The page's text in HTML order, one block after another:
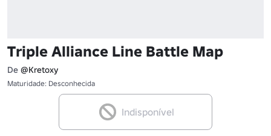
Triple Alliance Line Battle Map
De @Kretoxy
Maturidade: Desconhecida
Indisponível